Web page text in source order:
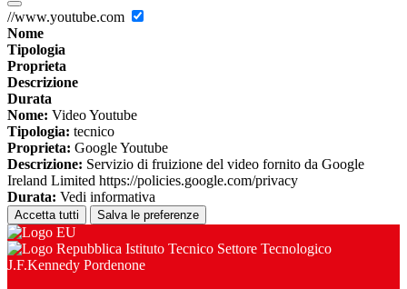
//www.youtube.com
Nome
Tipologia
Proprieta
Descrizione
Durata
Nome: Video Youtube
Tipologia: tecnico
Proprieta: Google Youtube
Descrizione: Servizio di fruizione del video fornito da Google
Ireland Limited https://policies.google.com/privacy
Durata: Vedi informativa
Accetta tutti Salva le preferenze
Istituto Tecnico Settore Tecnologico
J.F.Kennedy Pordenone